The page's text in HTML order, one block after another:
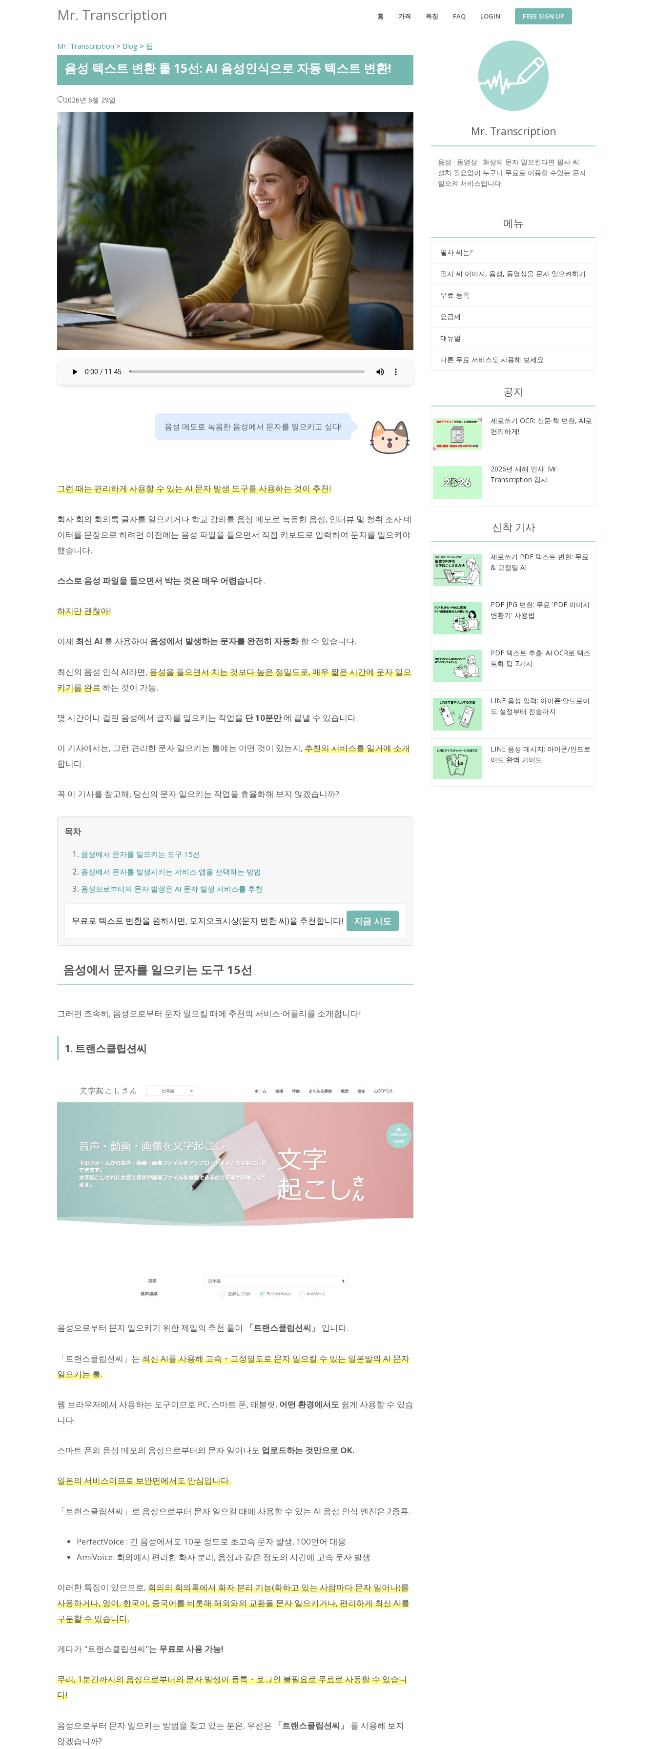
Mr. Transcription 홈 가격 특징 FAQ LOGIN FREE SIGN UP
Mr. Transcription > Blog > 팁
음성 텍스트 변환 툴 15선: AI 음성인식으로 자동 텍스트 변환!
2026년 6월 29일
음성 메모로 녹음한 음성에서 문자를 일으키고 싶다!
그런 때는 편리하게 사용할 수 있는 AI 문자 발생 도구를 사용하는 것이 추천!
회사 회의 회의록 글자를 일으키거나 학교 강의를 음성 메모로 녹음한 음성, 인터뷰 및 청취 조사 데
이터를 문장으로 하려면 이전에는 음성 파일을 들으면서 직접 키보드로 입력하여 문자를 일으켜야
했습니다.
스스로 음성 파일을 들으면서 박는 것은 매우 어렵습니다.
하지만 괜찮아!
이제 최신 AI 를 사용하여 음성에서 발생하는 문자를 완전히 자동화할 수 있습니다.
최신의 음성 인식 AI라면, 음성을 들으면서 치는 것보다 높은 정밀도로, 매우 짧은 시간에 문자 일으
키기를 완료하는 것이 가능.
몇 시간이나 걸린 음성에서 글자를 일으키는 작업을 단 10분만에 끝낼 수 있습니다.
이 기사에서는, 그런 편리한 문자 일으키는 툴에는 어떤 것이 있는지, 추천의 서비스를 일거에 소개
합니다.
꼭 이 기사를 참고해, 당신의 문자 일으키는 작업을 효율화해 보지 않겠습니까?
목차
음성에서 문자를 일으키는 도구 15선
음성에서 문자를 발생시키는 서비스 앱을 선택하는 방법
음성으로부터의 문자 발생은 AI 문자 발생 서비스를 추천
무료로 텍스트 변환을 원하시면, 모지오코시상(문자 변환 씨)을 추천합니다! 지금 시도
음성에서 문자를 일으키는 도구 15선
그러면 조속히, 음성으로부터 문자 일으킬 때에 추천의 서비스·어플리를 소개합니다!
1. 트랜스클립션씨
음성으로부터 문자 일으키기 위한 제일의 추천 툴이 「트랜스클립션씨」 입니다.
「트랜스클립션씨」는 최신 AI를 사용해 고속・고정밀도로 문자 일으킬 수 있는 일본발의 AI 문자
일으키는 툴.
웹 브라우저에서 사용하는 도구이므로 PC, 스마트 폰, 태블릿, 어떤 환경에서도 쉽게 사용할 수 있습
니다.
스마트 폰의 음성 메모의 음성으로부터의 문자 일어나도 업로드하는 것만으로 OK.
일본의 서비스이므로 보안면에서도 안심입니다.
「트랜스클립션씨」로 음성으로부터 문자 일으킬 때에 사용할 수 있는 AI 음성 인식 엔진은 2종류.
PerfectVoice : 긴 음성에서도 10분 정도로 초고속 문자 발생, 100언어 대응
AmiVoice: 회의에서 편리한 화자 분리, 음성과 같은 정도의 시간에 고속 문자 발생
이러한 특징이 있으므로, 회의의 회의록에서 화자 분리 기능(화하고 있는 사람마다 문자 일어나)를
사용하거나, 영어, 한국어, 중국어를 비롯해 해외와의 교환을 문자 일으키거나, 편리하게 최신 AI를
구분할 수 있습니다.
게다가 "트랜스클립션씨"는 무료로 사용 가능!
무려, 1분간까지의 음성으로부터의 문자 발생이 등록・로그인 불필요로 무료로 사용할 수 있습니
다!
음성으로부터 문자 일으키는 방법을 찾고 있는 분은, 우선은 「트랜스클립션씨」
를 사용해 보지
않겠습니까?
Mr. Transcription
음성 · 동영상 · 화상의 문자 일으킨다면 필사 씨.
설치 필요없이 누구나 무료로 이용할 수있는 문자
일으켜 서비스입니다.
메뉴
필사 씨는?
필사 씨 이미지, 음성, 동영상을 문자 일으켜하기
무료 등록
요금제
매뉴얼
다른 무료 서비스도 사용해 보세요
공지
세로쓰기 OCR: 신문·책 변환, AI로
편리하게!
2026년 새해 인사: Mr.
Transcription 감사
신착 기사
세로쓰기 PDF 텍스트 변환: 무료
& 고정밀 AI
PDF JPG 변환: 무료 'PDF 이미지
변환기' 사용법
PDF 텍스트 추출: AI OCR로 텍스
트화 팁 7가지
LINE 음성 입력: 아이폰·안드로이
드 설정부터 전송까지
LINE 음성 메시지: 아이폰/안드로
이드 완벽 가이드